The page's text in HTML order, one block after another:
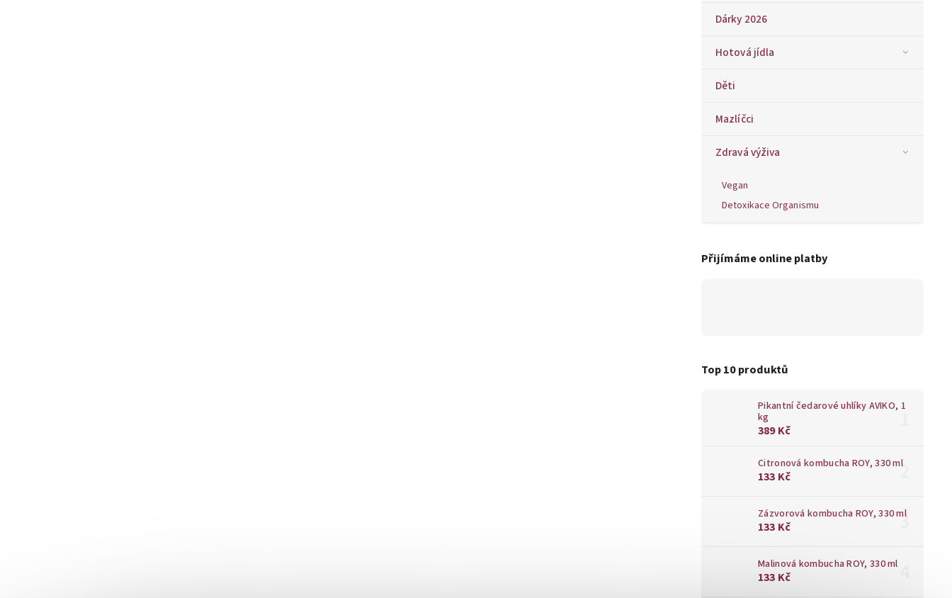
Dárky 2026
Hotová jídla
Děti
Mazlíčci
Zdravá výživa
Vegan
Detoxikace Organismu
Přijímáme online platby
Top 10 produktů
Pikantní čedarové uhlíky AVIKO, 1
kg
389 Kč
Citronová kombucha ROY, 330 ml
133 Kč
Zázvorová kombucha ROY, 330 ml
133 Kč
Malinová kombucha ROY, 330 ml
133 Kč